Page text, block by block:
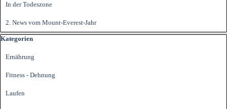
In der Todeszone
2. News vom Mount-Everest-Jahr
Block überspringen Kategorien
Kategorien
Ernährung
Fitness - Dehnung
Laufen